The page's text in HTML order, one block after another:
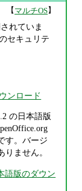
【マルチOS】
れていま
セキュリテ
ンロード
の日本語版
す。バージ
ません。
語版のダウン